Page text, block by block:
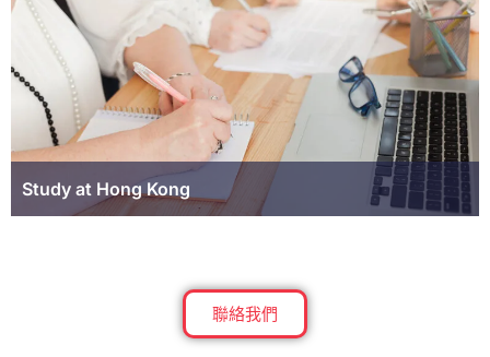
Study at Hong Kong
聯絡我們